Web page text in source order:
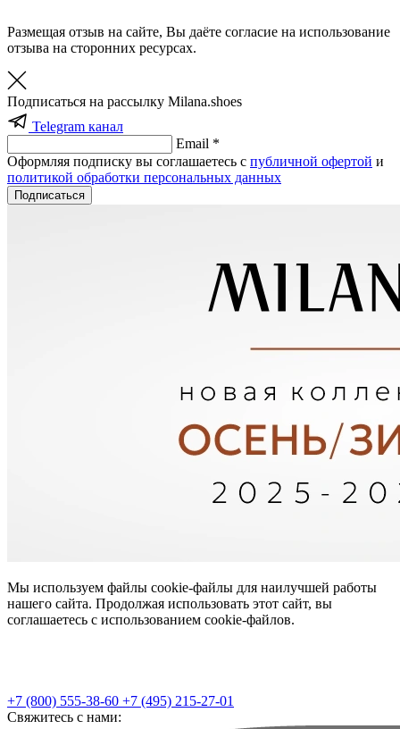
Размещая отзыв на сайте, Вы даёте согласие на использование
отзыва на сторонних ресурсах.
Подписаться на рассылку Milana.shoes
Telegram канал
Email *
Оформляя подписку вы соглашаетесь с публичной офертой и
политикой обработки персональных данных
Подписаться
Мы используем файлы cookie-файлы для наилучшей работы
нашего сайта. Продолжая использовать этот сайт, вы
соглашаетесь с использованием cookie-файлов.
+7 (800) 555-38-60 +7 (495) 215-27-01
Свяжитесь с нами: